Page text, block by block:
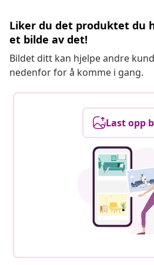
Liker du det produktet du
et bilde av det!
Bildet ditt kan hjelpe andre
nedenfor for å komme i gang.
Last opp